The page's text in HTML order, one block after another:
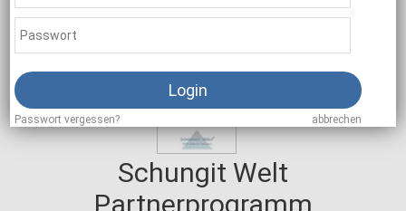
Schungit Welt
Partnerprogramm
Login
Passwort vergessen? abbrechen